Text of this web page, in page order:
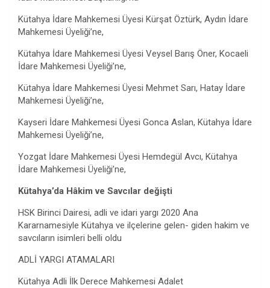
Kütahya İdare Mahkemesi Üyesi Kürşat Öztürk, Aydın İdare
Mahkemesi Üyeliği’ne,
Kütahya İdare Mahkemesi Üyesi Veysel Barış Öner, Kocaeli
İdare Mahkemesi Üyeliği’ne,
Kütahya İdare Mahkemesi Üyesi Mehmet Sarı, Hatay İdare
Mahkemesi Üyeliği’ne,
Kayseri İdare Mahkemesi Üyesi Gonca Aslan, Kütahya İdare
Mahkemesi Üyeliği’ne,
Yozgat İdare Mahkemesi Üyesi Hemdegül Avcı, Kütahya
İdare Mahkemesi Üyeliği’ne,
Kütahya’da Hâkim ve Savcılar değişti
HSK Birinci Dairesi, adli ve idari yargı 2020 Ana
Kararnamesiyle Kütahya ve ilçelerine gelen- giden hakim ve
savcıların isimleri belli oldu
ADLİ YARGI ATAMALARI
Kütahya Adli İlk Derece Mahkemesi Adalet